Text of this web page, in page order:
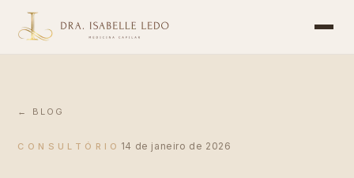
Dra. Isabelle Ledo - Tricologista em Salvador BA
Tratamentos para Queda de Cabelo em Salvador:
← BLOG
CONSULTÓRIO 14 de janeiro de 2026